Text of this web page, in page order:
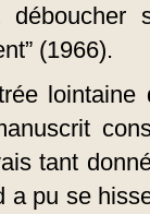
(1966).
lointaine
tant
a pu se